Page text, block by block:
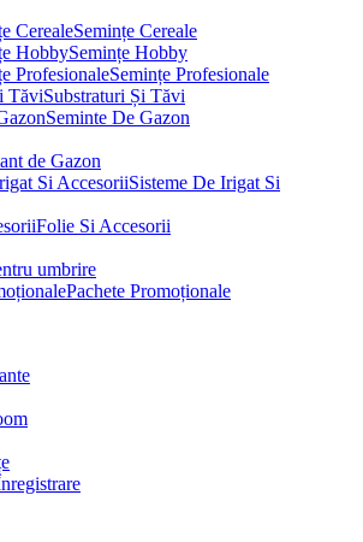
Semințe Cereale
Semințe Hobby
Semințe Profesionale
Substraturi Și Tăvi
Seminte De Gazon
de Gazon
Sisteme De Irigat Si
Folie Si Accesorii
umbrire
Pachete Promoționale